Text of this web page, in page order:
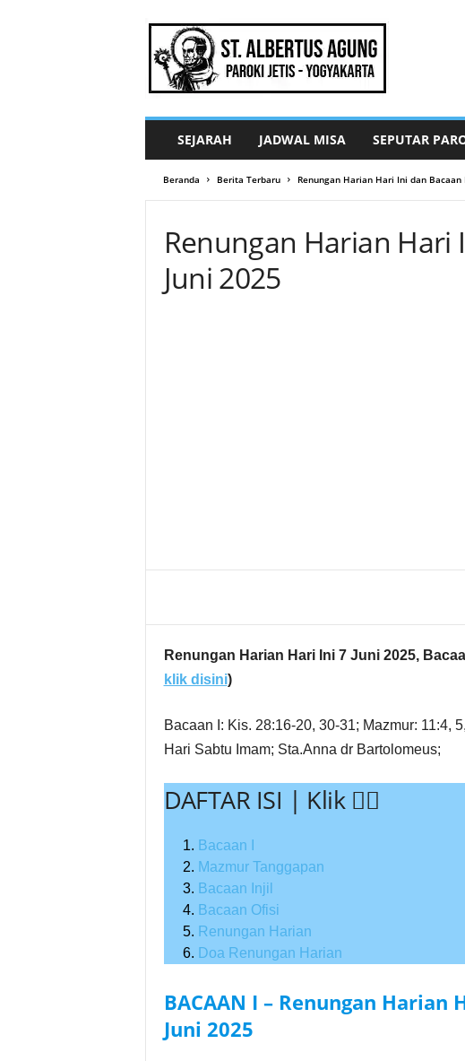
l
SEJARAH JADWAL MISA SEPUTAR
Beranda Berita Terbaru Renungan Harian Hari Ini dan Bacaan
Renungan Harian Hari
Juni 2025
Renungan Harian Hari Ini 7 Juni 2025,
klik disini)
Bacaan I: Kis. 28:16-20, 30-31; Mazmur: 11:4,
Hari Sabtu Imam; Sta.Anna dr Bartolomeus;
DAFTAR ISI | Klik 👇🏻
Bacaan I
Mazmur Tanggapan
Bacaan Injil
Bacaan Ofisi
Renungan Harian
Doa Renungan Harian
BACAAN I – Renungan
Juni 2025